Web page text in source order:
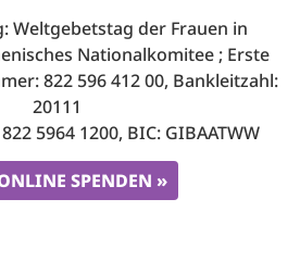
Weltgebetstag der Frauen in
Nationalkomitee ; Erste
822 596 412 00, Bankleitzahl:
20111
5964 1200, BIC: GIBAATWW
SPENDEN »